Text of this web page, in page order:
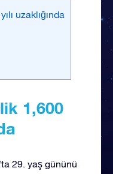
uzaklığında
1,600
29. yaş gününü